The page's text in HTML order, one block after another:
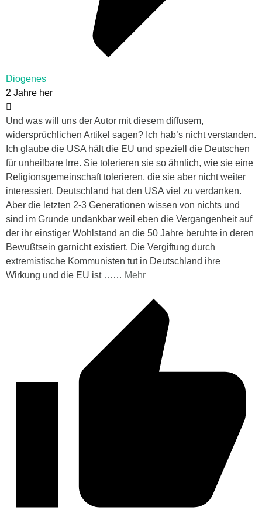
Diogenes
2 Jahre her
Und was will uns der Autor mit diesem diffusem,
widersprüchlichen Artikel sagen? Ich hab’s nicht verstanden.
Ich glaube die USA hält die EU und speziell die Deutschen
für unheilbare Irre. Sie tolerieren sie so ähnlich, wie sie eine
Religionsgemeinschaft tolerieren, die sie aber nicht weiter
interessiert. Deutschland hat den USA viel zu verdanken.
Aber die letzten 2-3 Generationen wissen von nichts und
sind im Grunde undankbar weil eben die Vergangenheit auf
der ihr einstiger Wohlstand an die 50 Jahre beruhte in deren
Bewußtsein garnicht existiert. Die Vergiftung durch
extremistische Kommunisten tut in Deutschland ihre
Wirkung und die EU ist … … Mehr